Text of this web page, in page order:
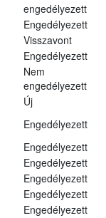
engedélyezett
Engedélyezett
Visszavont
Engedélyezett
Nem
engedélyezett
Új
Engedélyezett
Engedélyezett
Engedélyezett
Engedélyezett
Engedélyezett
Engedélyezett